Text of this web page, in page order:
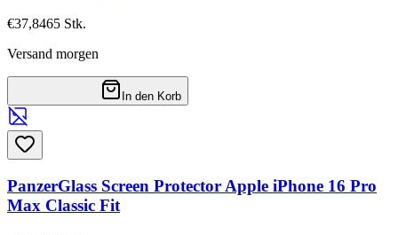
€37,8465 Stk.
Versand morgen
In den Korb
PanzerGlass Screen Protector Apple iPhone 16 Pro
Max Classic Fit